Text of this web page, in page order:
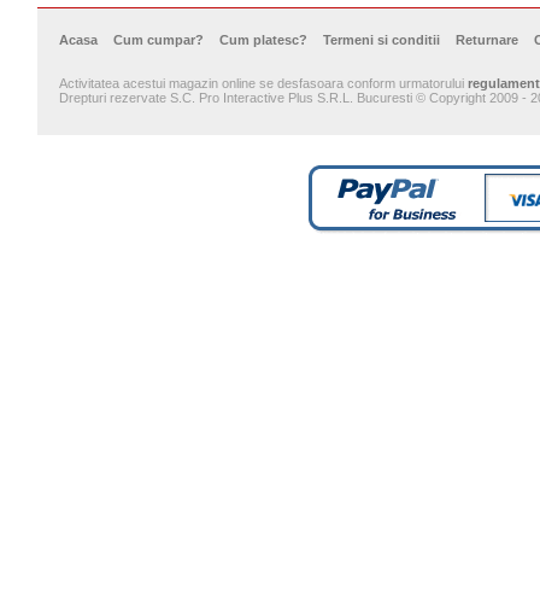
Acasa Cum cumpar? Cum platesc? Termeni si conditii Returnare
Activitatea acestui magazin online se desfasoara conform urmatorului regulament
Drepturi rezervate S.C. Pro Interactive Plus S.R.L. Bucuresti © Copyright 2009 -